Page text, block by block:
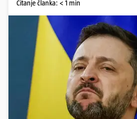
Čitanje članka: < 1 min